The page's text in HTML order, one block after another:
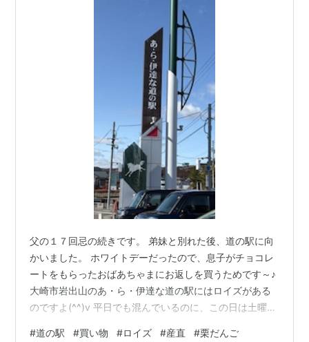
父の１７回忌の続きです。 弟妹と別れた後、道の駅に向
かいました。 ホワイトデーだったので、息子がチョコレ
ートをもらったおばあちゃまにお返しを買うためです～♪
大崎市岩出山のあ・ら・伊達な道の駅にはロイズがある
のですよ(^^)v 平日でも混んでいるのに、この日は土曜日
#道の駅 #買い物 #ロイズ #産直 #栗だんご